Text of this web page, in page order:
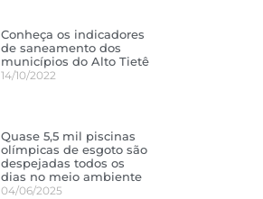
Conheça os indicadores
de saneamento dos
municípios do Alto Tietê
14/10/2022
Quase 5,5 mil piscinas
olímpicas de esgoto são
despejadas todos os
dias no meio ambiente
04/06/2025